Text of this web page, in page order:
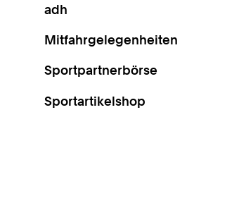
adh
Mitfahrgelegenheiten
Sportpartnerbörse
Sportartikelshop